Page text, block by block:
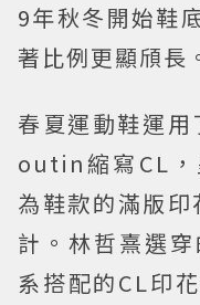
9年秋冬開始鞋
著比例更顯頎長
春夏運動鞋運
outin縮寫CL，
為鞋款的滿版
計。林哲熹選
系搭配的CL印